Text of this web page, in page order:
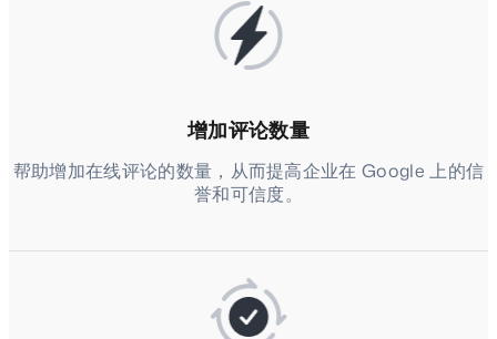
增加评论数量
帮助增加在线评论的数量，从而提高企业在 Google 上的信
誉和可信度。